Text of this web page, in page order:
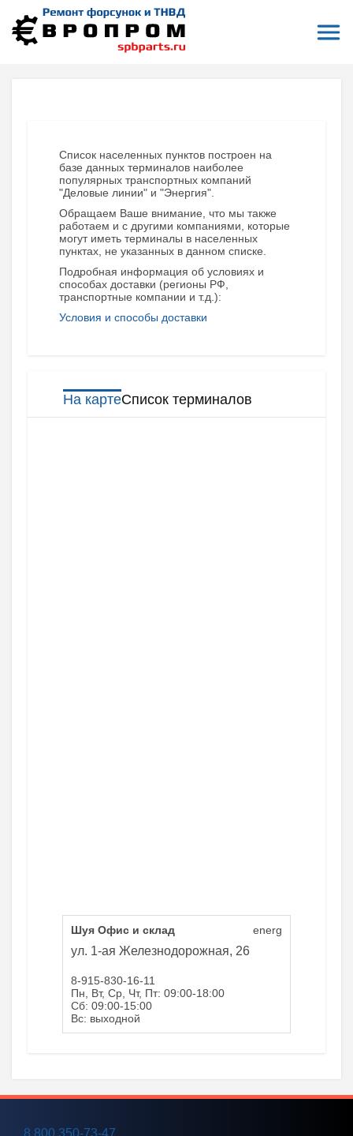
На главную Терминалы приема и отправки заказов
ШУЯ (ИВАНОВСКАЯ ОБЛАСТЬ)
Список населенных пунктов построен на
базе данных терминалов наиболее
популярных транспортных компаний
"Деловые линии" и "Энергия".
Обращаем Ваше внимание, что мы также
работаем и с другими компаниями, которые
могут иметь терминалы в населенных
пунктах, не указанных в данном списке.
Подробная информация об условиях и
способах доставки (регионы РФ,
транспортные компании и т.д.):
Условия и способы доставки
На картеСписок терминалов
energ
Шуя Офис и склад
ул. 1-ая Железнодорожная, 26
8-915-830-16-11
Пн, Вт, Ср, Чт, Пт: 09:00-18:00
Сб: 09:00-15:00
Вс: выходной
8 800 350-73-47